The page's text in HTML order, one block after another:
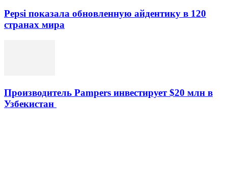
Pepsi показала обновленную айдентику в 120
странах мира
Производитель Pampers инвестирует $20 млн в
Узбекистан